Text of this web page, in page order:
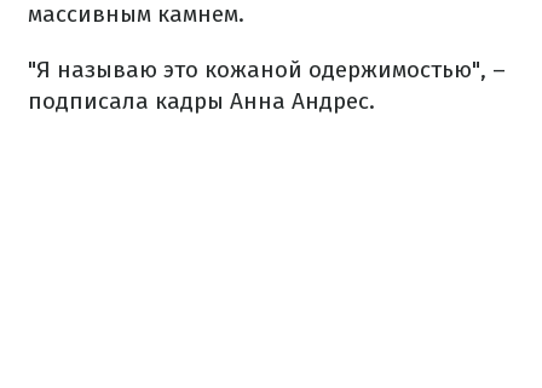
массивным камнем.
"Я называю это кожаной одержимостью", –
подписала кадры Анна Андрес.